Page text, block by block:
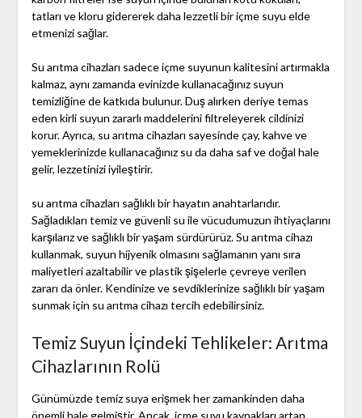
tatları ve kloru gidererek daha lezzetli bir içme suyu elde
etmenizi sağlar.
Su arıtma cihazları sadece içme suyunun kalitesini artırmakla
kalmaz, aynı zamanda evinizde kullanacağınız suyun
temizliğine de katkıda bulunur. Duş alırken deriye temas
eden kirli suyun zararlı maddelerini filtreleyerek cildinizi
korur. Ayrıca, su arıtma cihazları sayesinde çay, kahve ve
yemeklerinizde kullanacağınız su da daha saf ve doğal hale
gelir, lezzetinizi iyileştirir.
su arıtma cihazları sağlıklı bir hayatın anahtarlarıdır.
Sağladıkları temiz ve güvenli su ile vücudumuzun ihtiyaçlarını
karşılarız ve sağlıklı bir yaşam sürdürürüz. Su arıtma cihazı
kullanmak, suyun hijyenik olmasını sağlamanın yanı sıra
maliyetleri azaltabilir ve plastik şişelerle çevreye verilen
zararı da önler. Kendinize ve sevdiklerinize sağlıklı bir yaşam
sunmak için su arıtma cihazı tercih edebilirsiniz.
Temiz Suyun İçindeki Tehlikeler: Arıtma
Cihazlarının Rolü
Günümüzde temiz suya erişmek her zamankinden daha